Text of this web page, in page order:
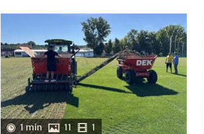
1 min 11 1